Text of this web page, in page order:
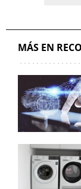
MÁS EN